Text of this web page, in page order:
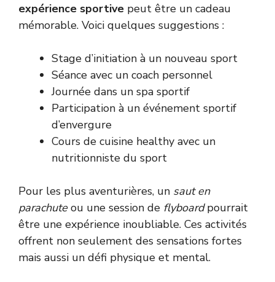
expérience sportive peut être un cadeau
mémorable. Voici quelques suggestions :
Stage d’initiation à un nouveau sport
Séance avec un coach personnel
Journée dans un spa sportif
Participation à un événement sportif
d’envergure
Cours de cuisine healthy avec un
nutritionniste du sport
Pour les plus aventurières, un saut en
parachuteou une session de flyboardpourrait
être une expérience inoubliable. Ces activités
offrent non seulement des sensations fortes
mais aussi un défi physique et mental.